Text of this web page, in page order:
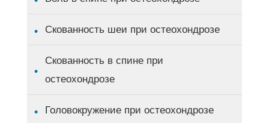
Скованность шеи при остеохондрозе
Скованность в спине при
остеохондрозе
Головокружение при остеохондрозе